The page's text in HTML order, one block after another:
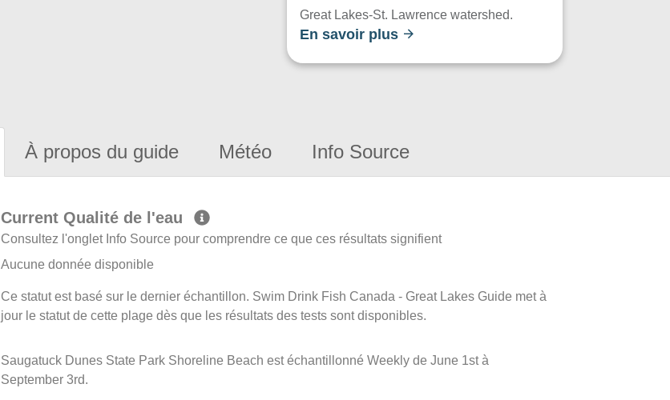
Great Lakes-St. Lawrence watershed.
En savoir plus
À propos du guide Météo Info Source
Current Qualité de l'eau
Consultez l'onglet Info Source pour comprendre ce que ces résultats signifient
Aucune donnée disponible
Ce statut est basé sur le dernier échantillon. Swim Drink Fish Canada - Great Lakes Guide met à
jour le statut de cette plage dès que les résultats des tests sont disponibles.
Saugatuck Dunes State Park Shoreline Beach est échantillonné Weekly de June 1st à
September 3rd.